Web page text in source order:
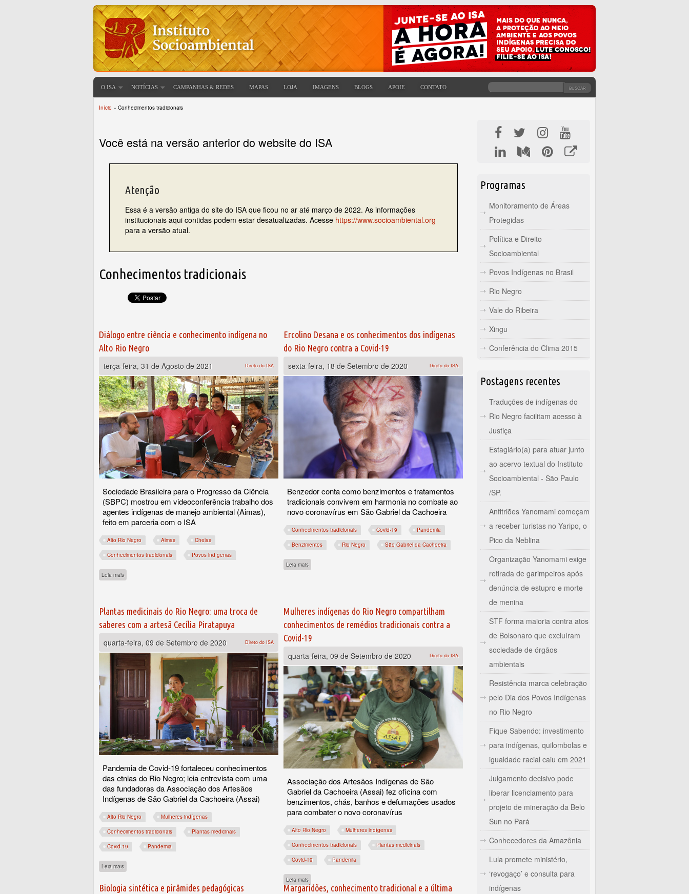
O ISA NOTÍCIAS CAMPANHAS & REDES MAPAS LOJA IMAGENS BLOGS APOIE CONTATO
FORMULÁRIO DE BUSCA
BUSCAR
Início » Conhecimentos tradicionais
Você está na versão anterior do website do ISA
Atenção
Essa é a versão antiga do site do ISA que ficou no ar até março de 2022. As informações
institucionais aqui contidas podem estar desatualizadas. Acesse https://www.socioambiental.org
para a versão atual.
Conhecimentos tradicionais
Diálogo entre ciência e conhecimento indígena no
Alto Rio Negro
terça-feira, 31 de Agosto de 2021
Direto do ISA
Sociedade Brasileira para o Progresso da Ciência
(SBPC) mostrou em videoconferência trabalho dos
agentes indígenas de manejo ambiental (Aimas),
feito em parceria com o ISA
Alto Rio Negro Aimas Cheias
Conhecimentos tradicionais Povos indígenas
Leia mais
Ercolino Desana e os conhecimentos dos indígenas
do Rio Negro contra a Covid-19
sexta-feira, 18 de Setembro de 2020
Direto do ISA
Benzedor conta como benzimentos e tratamentos
tradicionais convivem em harmonia no combate ao
novo coronavírus em São Gabriel da Cachoeira
Conhecimentos tradicionais Covid-19 Pandemia
Benzimentos Rio Negro São Gabriel da Cachoeira
Leia mais sobre Ercolino Desana e os conhecimentos dos indígenas do Rio Negro contra a Covid-19
Plantas medicinais do Rio Negro: uma troca de
saberes com a artesã Cecília Piratapuya
quarta-feira, 09 de Setembro de 2020
Direto do ISA
Pandemia de Covid-19 fortaleceu conhecimentos
das etnias do Rio Negro; leia entrevista com uma
das fundadoras da Associação dos Artesãos
Indígenas de São Gabriel da Cachoeira (Assai)
Alto Rio Negro Mulheres indígenas
Conhecimentos tradicionais Plantas medicinais
Covid-19 Pandemia
Leia mais
Mulheres indígenas do Rio Negro compartilham
conhecimentos de remédios tradicionais contra a
Covid-19
quarta-feira, 09 de Setembro de 2020
Direto do ISA
Associação dos Artesãos Indígenas de São
Gabriel da Cachoeira (Assai) fez oficina com
benzimentos, chás, banhos e defumações usados
para combater o novo coronavírus
Alto Rio Negro Mulheres indígenas
Conhecimentos tradicionais Plantas medicinais
Covid-19 Pandemia
Leia mais sobre Mulheres indígenas do Rio Negro compartilham conhecimentos de remédios tradicionais contra a Covid-19
Biologia sintética e pirâmides pedagógicas
Margaridões, conhecimento tradicional e a última
Páginas
Programas
Monitoramento de Áreas
Protegidas
Política e Direito
Socioambiental
Povos Indígenas no Brasil
Rio Negro
Vale do Ribeira
Xingu
Conferência do Clima 2015
Postagens recentes
Traduções de indígenas do
Rio Negro facilitam acesso à
Justiça
Estagiário(a) para atuar junto
ao acervo textual do Instituto
Socioambiental - São Paulo
/SP.
Anfitriões Yanomami começam
a receber turistas no Yaripo, o
Pico da Neblina
Organização Yanomami exige
retirada de garimpeiros após
denúncia de estupro e morte
de menina
STF forma maioria contra atos
de Bolsonaro que excluíram
sociedade de órgãos
ambientais
Resistência marca celebração
pelo Dia dos Povos Indígenas
no Rio Negro
Fique Sabendo: investimento
para indígenas, quilombolas e
igualdade racial caiu em 2021
Julgamento decisivo pode
liberar licenciamento para
projeto de mineração da Belo
Sun no Pará
Conhecedores da Amazônia
Lula promete ministério,
‘revogaço’ e consulta para
indígenas